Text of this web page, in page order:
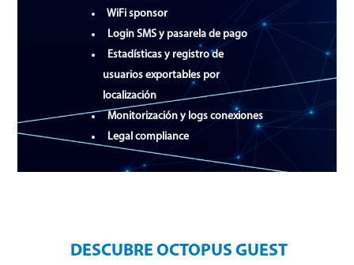
WiFi sponsor
Login SMS y pasarela de pago
Estadísticas y registro de
usuarios exportables por
localización
Monitorización y logs conexiones
Legal compliance
DESCUBRE OCTOPUS GUEST